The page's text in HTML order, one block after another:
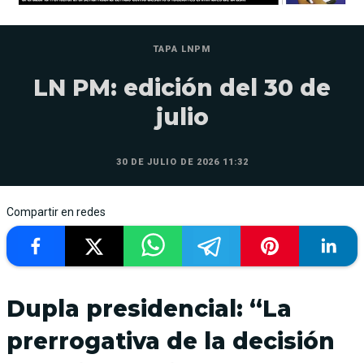
TAPA LNPM
LN PM: edición del 30 de
julio
30 DE JULIO DE 2026 11:32
Compartir en redes
Dupla presidencial: “La
prerrogativa de la decisión